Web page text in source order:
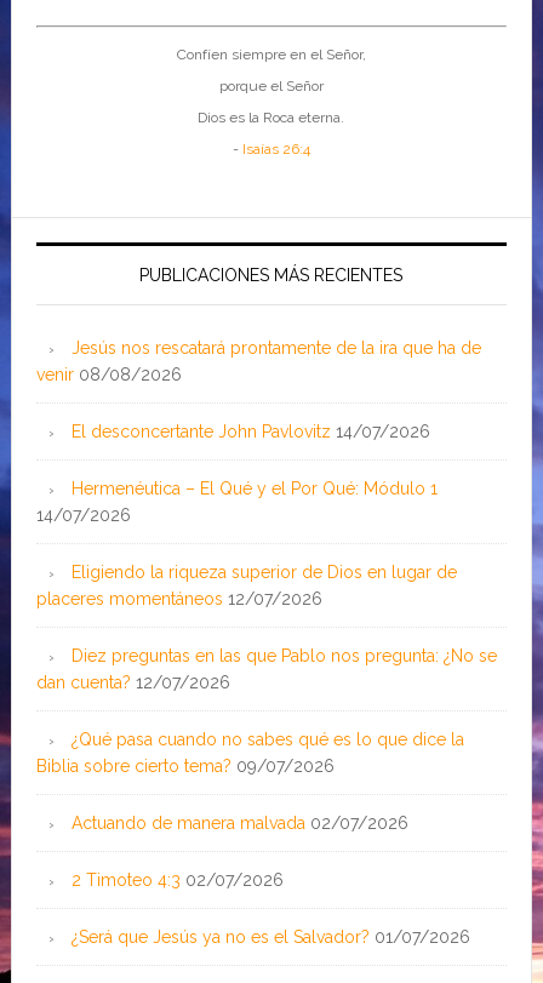
Confíen siempre en el Señor,
porque el Señor
Dios es la Roca eterna.
- Isaías 26:4
PUBLICACIONES MÁS RECIENTES
Jesús nos rescatará prontamente de la ira que ha de
venir 08/08/2026
El desconcertante John Pavlovitz 14/07/2026
Hermenéutica – El Qué y el Por Qué: Módulo 1
14/07/2026
Eligiendo la riqueza superior de Dios en lugar de
placeres momentáneos 12/07/2026
Diez preguntas en las que Pablo nos pregunta: ¿No se
dan cuenta? 12/07/2026
¿Qué pasa cuando no sabes qué es lo que dice la
Biblia sobre cierto tema? 09/07/2026
Actuando de manera malvada 02/07/2026
2 Timoteo 4:3 02/07/2026
¿Será que Jesús ya no es el Salvador? 01/07/2026